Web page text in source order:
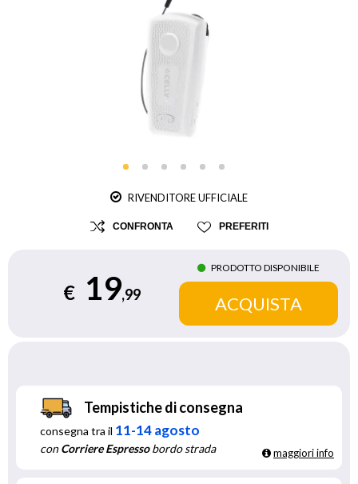
RIVENDITORE UFFICIALE
CONFRONTA PREFERITI
€ 19,99
PRODOTTO DISPONIBILE
Tempistiche di consegna
consegna tra il 11-14 agosto
conCorriere Espressobordo strada maggiori info